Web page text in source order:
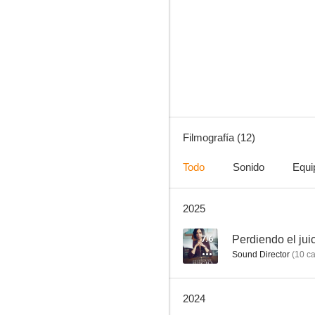
Filmografía (12)
Todo Sonido
2025
7.6 Perdiendo el
Sound Director (10
2024